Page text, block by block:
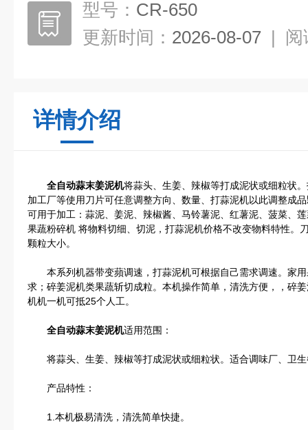
型号： CR-650
更新时间： 2026-08-07 | 阅
详情介绍
全自动蒜末姜泥机将蒜头、生姜、辣椒等打成泥状或细粒状
加工厂等使用刀片可任意调整方向、数量、打蒜泥机以此调整成
可用于加工：蒜泥、姜泥、辣椒酱、马铃薯泥、红薯泥、菠菜、
果蔬粉碎机 将物料切细、切泥，打蒜泥机价格不改变物料特性。
颗粒大小。
本系列机器带变蘋调速，打蒜泥机可根据自己需求调速。家用
求；碎姜泥机类果蔬斩切成粒。本机操作简单，清洗方便，，碎
机机一机可抵25个人工。
全自动蒜末姜泥机适用范围：
将蒜头、生姜、辣椒等打成泥状或细粒状。适合调味厂、卫生
产品特性：
1.本机极易清洗，清洗简单快捷。